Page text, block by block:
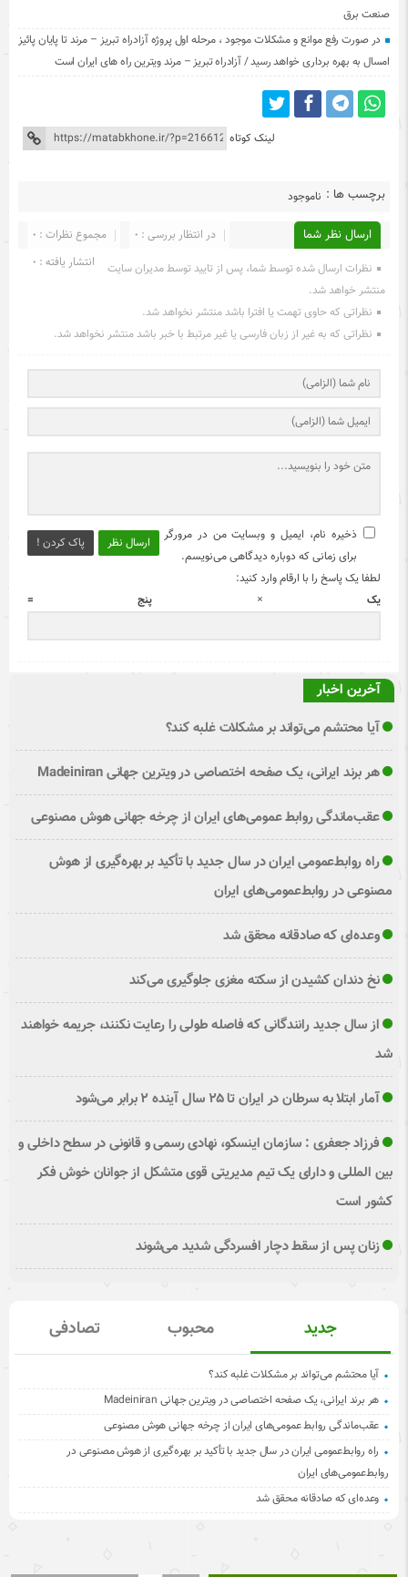
صنعت برق
در صورت رفع موانع و مشکلات موجود ، مرحله اول پروژه آزادراه تبریز – مرند تا پایان پائیز
امسال به بهره برداری خواهد رسید / آزادراه تبریز – مرند ویترین راه های ایران است
لینک کوتاه
برچسب ها : ناموجود
ارسال نظر شما مجموع نظرات : 0
در انتظار بررسی : 0
انتشار یافته : 0
نظرات ارسال شده توسط شما، پس از تایید توسط مدیران سایت
منتشر خواهد شد.
نظراتی که حاوی تهمت یا افترا باشد منتشر نخواهد شد.
نظراتی که به غیر از زبان فارسی یا غیر مرتبط با خبر باشد منتشر نخواهد شد.
ارسال نظر پاک کردن !
ذخیره نام، ایمیل و وبسایت من در مرورگر
برای زمانی که دوباره دیدگاهی می‌نویسم.
لطفا یک پاسخ را با ارقام وارد کنید:
یک × پنج =
آخرین اخبار
آیا محتشم می‌تواند بر مشکلات غلبه کند؟
هر برند ایرانی، یک صفحه اختصاصی در ویترین جهانی Madeiniran
عقب‌ماندگی روابط عمومی‌های ایران از چرخه جهانی هوش مصنوعی
راه روابط‌عمومی ایران در سال جدید با تأکید بر بهره‌گیری از هوش
مصنوعی در روابط‌عمومی‌های ایران
وعده‌ای که صادقانه محقق شد
نخ دندان کشیدن از سکته مغزی جلوگیری می‌کند
از سال جدید رانندگانی که فاصله طولی را رعایت نکنند، جریمه خواهند
شد
آمار ابتلا به سرطان در ایران تا ۲۵ سال آینده ۲ برابر می‌شود
فرزاد جعفری : سازمان اینسکو، نهادی رسمی و قانونی در سطح داخلی و
بین المللی و دارای یک تیم مدیریتی قوی متشکل از جوانان خوش فکر
کشور است
زنان پس از سقط دچار افسردگی شدید می‌شوند
جدید محبوب تصادفی
آیا محتشم می‌تواند بر مشکلات غلبه کند؟
هر برند ایرانی، یک صفحه اختصاصی در ویترین جهانی Madeiniran
عقب‌ماندگی روابط عمومی‌های ایران از چرخه جهانی هوش مصنوعی
راه روابط‌عمومی ایران در سال جدید با تأکید بر بهره‌گیری از هوش مصنوعی در
روابط‌عمومی‌های ایران
وعده‌ای که صادقانه محقق شد